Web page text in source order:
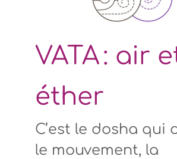
VATA : air
éther
C’est le dosha qui
le mouvement, la